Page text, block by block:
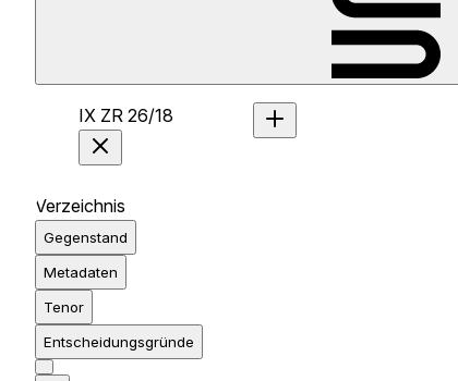
IX ZR 26/18
Verzeichnis
Gegenstand
Metadaten
Tenor
Entscheidungsgründe